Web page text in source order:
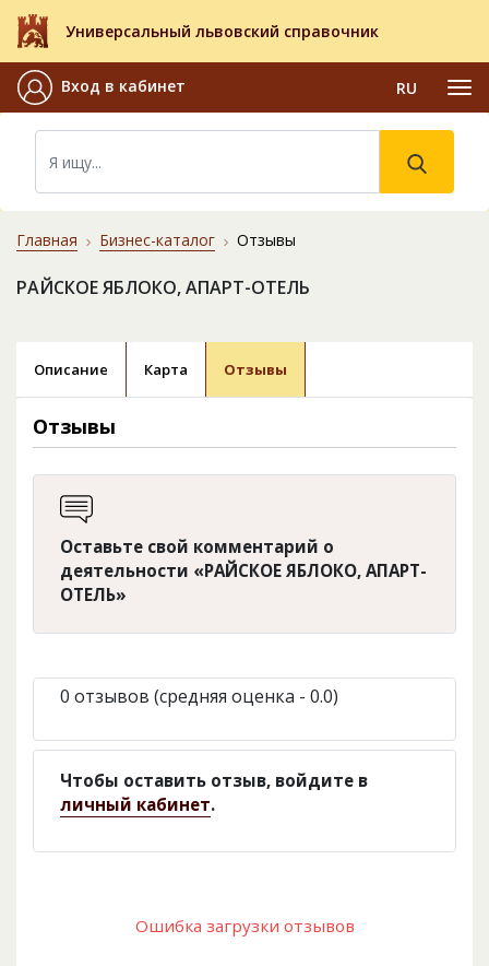
Универсальный львовский справочник
Вход в кабинет RU
Главная Бизнес-каталог Отзывы
РАЙСКОЕ ЯБЛОКО, АПАРТ-ОТЕЛЬ
Описание Карта Отзывы
Отзывы
Оставьте свой комментарий о
деятельности «РАЙСКОЕ ЯБЛОКО, АПАРТ-
ОТЕЛЬ»
0 отзывов (средняя оценка - 0.0)
Чтобы оставить отзыв, войдите в
личный кабинет.
Ошибка загрузки отзывов